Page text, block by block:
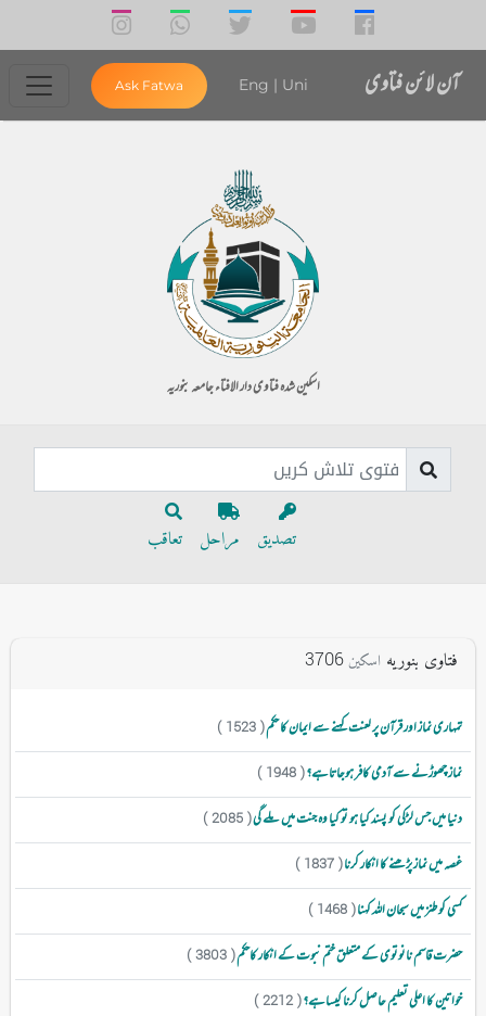
آن لائن فتاوی Eng|Uni
Ask Fatwa
اسکین شدہ فتاوی دار الافتاء جامعہ بنوریہ
تصدیق مراحل تعاقب
فتاوی بنوریه اسکین3706
تمہاری نماز اور قرآن پر لعنت کہنے سے ایمان کا حکم( 1523 )
نماز چھوڑنے سے آدمی کافر ہوجاتاہے؟( 1948 )
دنیا میں جس لڑکی کو پسند کیا ہو تو کیا وہ جنت میں ملے گی( 2085 )
غصہ میں نماز پڑھنے کا انکار کرنا( 1837 )
کسی کو طنز میں سبحان اللہ کہنا( 1468 )
حضرت قاسم نانوتوی کے متعلق ختم نبوت کے انکار کاحکم( 3803 )
خواتین کا اعلی تعلیم حاصل کرنا کیساہے؟( 2212 )